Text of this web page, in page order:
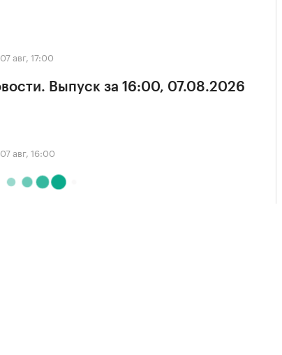
07 авг, 17:00
Выпуск за 16:00, 07.08.2026
07 авг, 16:00